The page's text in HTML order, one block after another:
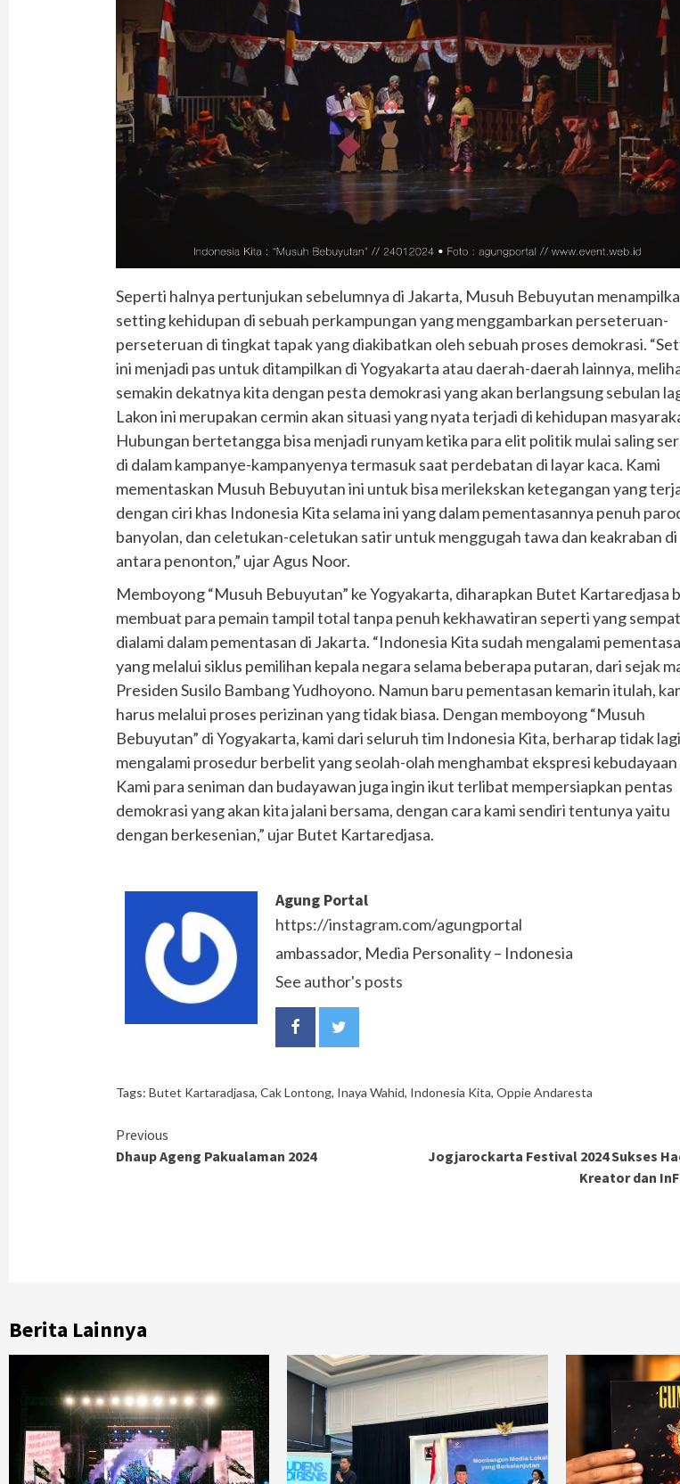
Seperti halnya pertunjukan sebelumnya di Jakarta, Musuh Bebuyutan
setting kehidupan di sebuah perkampungan yang menggambarkan perseteruan-
perseteruan di tingkat tapak yang diakibatkan oleh sebuah proses demokrasi.
ini menjadi pas untuk ditampilkan di Yogyakarta atau daerah-daerah lainnya,
semakin dekatnya kita dengan pesta demokrasi yang akan berlangsung sebulan
Lakon ini merupakan cermin akan situasi yang nyata terjadi di kehidupan
Hubungan bertetangga bisa menjadi runyam ketika para elit politik mulai saling
di dalam kampanye-kampanyenya termasuk saat perdebatan di layar kaca. Kami
mementaskan Musuh Bebuyutan ini untuk bisa merilekskan ketegangan yang
dengan ciri khas Indonesia Kita selama ini yang dalam pementasannya penuh
banyolan, dan celetukan-celetukan satir untuk menggugah tawa dan keakraban di
antara penonton,” ujar Agus Noor.
Memboyong “Musuh Bebuyutan” ke Yogyakarta, diharapkan Butet Kartaredjasa
membuat para pemain tampil total tanpa penuh kekhawatiran seperti yang sempat
dialami dalam pementasan di Jakarta. “Indonesia Kita sudah mengalami
yang melalui siklus pemilihan kepala negara selama beberapa putaran, dari sejak
Presiden Susilo Bambang Yudhoyono. Namun baru pementasan kemarin itulah,
harus melalui proses perizinan yang tidak biasa. Dengan memboyong “Musuh
Bebuyutan” di Yogyakarta, kami dari seluruh tim Indonesia Kita, berharap tidak lagi
mengalami prosedur berbelit yang seolah-olah menghambat ekspresi kebudayaan
Kami para seniman dan budayawan juga ingin ikut terlibat mempersiapkan pentas
demokrasi yang akan kita jalani bersama, dengan cara kami sendiri tentunya yaitu
dengan berkesenian,” ujar Butet Kartaredjasa.
Agung Portal
https://instagram.com/agungportal
ambassador, Media Personality – Indonesia
See author's posts
Tags:Butet Kartaradjasa,Cak Lontong, Inaya Wahid, Indonesia Kita,Oppie Andaresta
Continue
Reading
Previous
Dhaup Ageng Pakualaman 2024
Jogjarockarta Festival 2024 Sukses
Kreator dan
Berita Lainnya